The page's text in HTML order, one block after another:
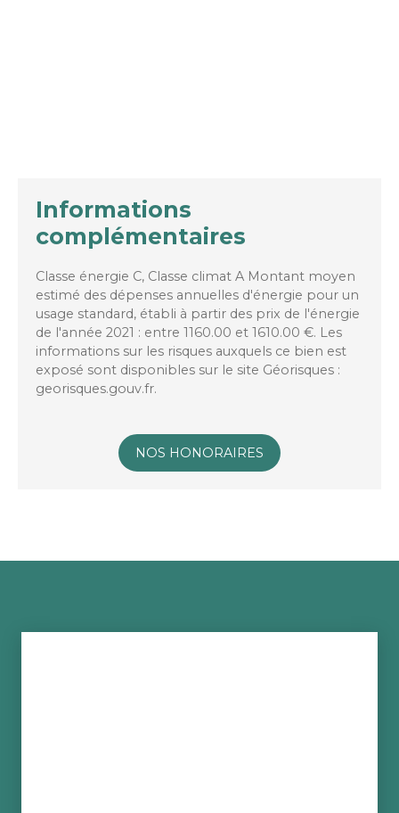
Informations
complémentaires
Classe énergie C, Classe climat A Montant moyen
estimé des dépenses annuelles d'énergie pour un
usage standard, établi à partir des prix de l'énergie
de l'année 2021 : entre 1160.00 et 1610.00 €. Les
informations sur les risques auxquels ce bien est
exposé sont disponibles sur le site Géorisques :
georisques.gouv.fr.
NOS HONORAIRES